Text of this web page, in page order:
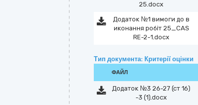
25.docx
Додаток №1 вимоги до в
иконання робіт 25_CAS
RE-2-1.docx
Тип документа: Критерії оцінки
ФАЙЛ
Додаток №3 26-27 (ст 16)
-3 (1).docx